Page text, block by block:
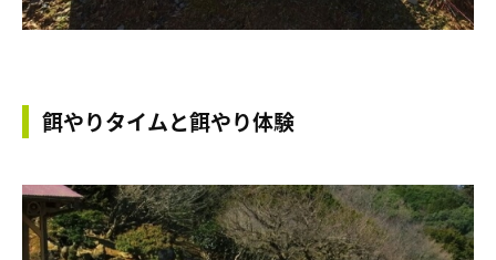
餌やりタイムと餌やり体験